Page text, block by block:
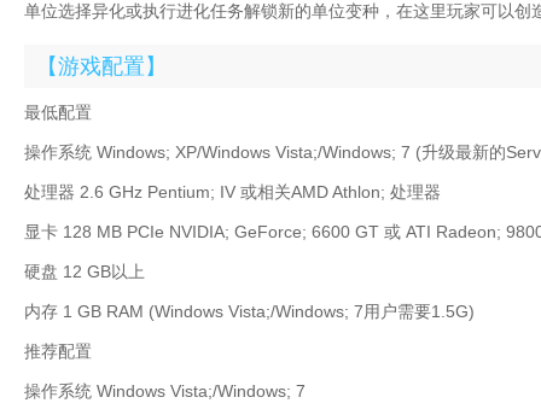
单位选择异化或执行进化任务解锁新的单位变种，在这里玩家可以创
【游戏配置】
最低配置
操作系统 Windows; XP/Windows Vista;/Windows; 7 (升级最新的
处理器 2.6 GHz Pentium; IV 或相关AMD Athlon; 处理器
显卡 128 MB PCIe NVIDIA; GeForce; 6600 GT 或 ATI Radeon;
硬盘 12 GB以上
内存 1 GB RAM (Windows Vista;/Windows; 7用户需要1.5G)
推荐配置
操作系统 Windows Vista;/Windows; 7